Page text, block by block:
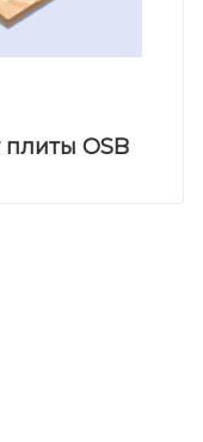
OSB